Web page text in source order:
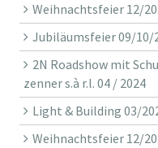
Weihnachtsfeier 12/
Jubiläumsfeier 09/10/
2N Roadshow mit
zenner s.à r.l. 04 / 2024
Light & Building 03/
Weihnachtsfeier 12/